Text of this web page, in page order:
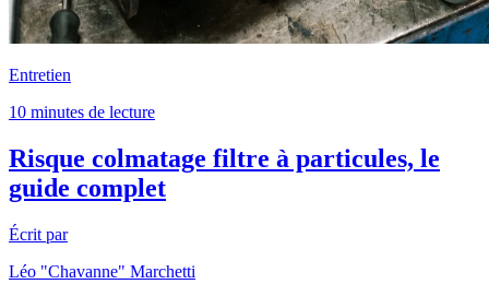
Entretien
10 minutes de lecture
Risque colmatage filtre à particules, le
guide complet
Écrit par
Léo "Chavanne" Marchetti